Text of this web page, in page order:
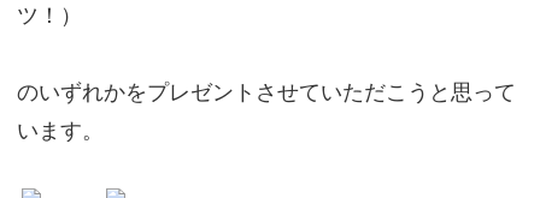
ツ！）
のいずれかをプレゼントさせていただこうと思って
います。